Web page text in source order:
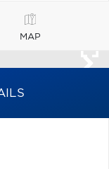
MAP